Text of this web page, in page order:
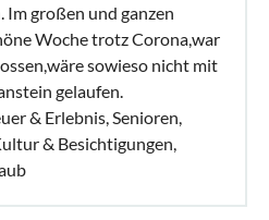
großen und ganzen
Woche trotz Corona,war
sowieso nicht mit
gelaufen.
& Erlebnis, Senioren,
& Besichtigungen,